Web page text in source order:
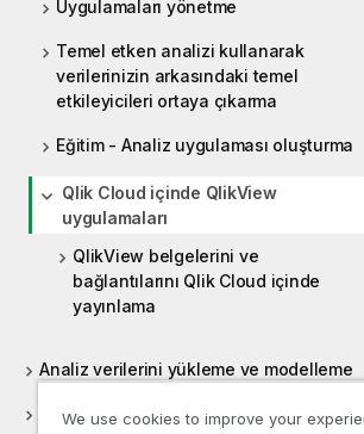
Uygulamaları yönetme
Temel etken analizi kullanarak
verilerinizin arkasındaki temel
etkileyicileri ortaya çıkarma
Eğitim - Analiz uygulaması oluşturma
Qlik Cloud içinde QlikView
uygulamaları
QlikView belgelerini ve
bağlantılarını Qlik Cloud içinde
yayınlama
Analiz verilerini yükleme ve modelleme
Analiz için veri ve köken sağlama
We use cookies to improve your